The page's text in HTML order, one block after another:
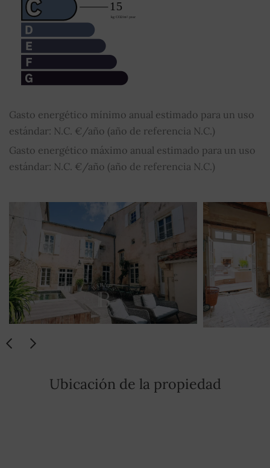
Gasto energético mínimo anual estimado para un uso
estándar: N.C. €/año (año de referencia N.C.)
Gasto energético máximo anual estimado para un uso
estándar: N.C. €/año (año de referencia N.C.)
Ubicación de la propiedad